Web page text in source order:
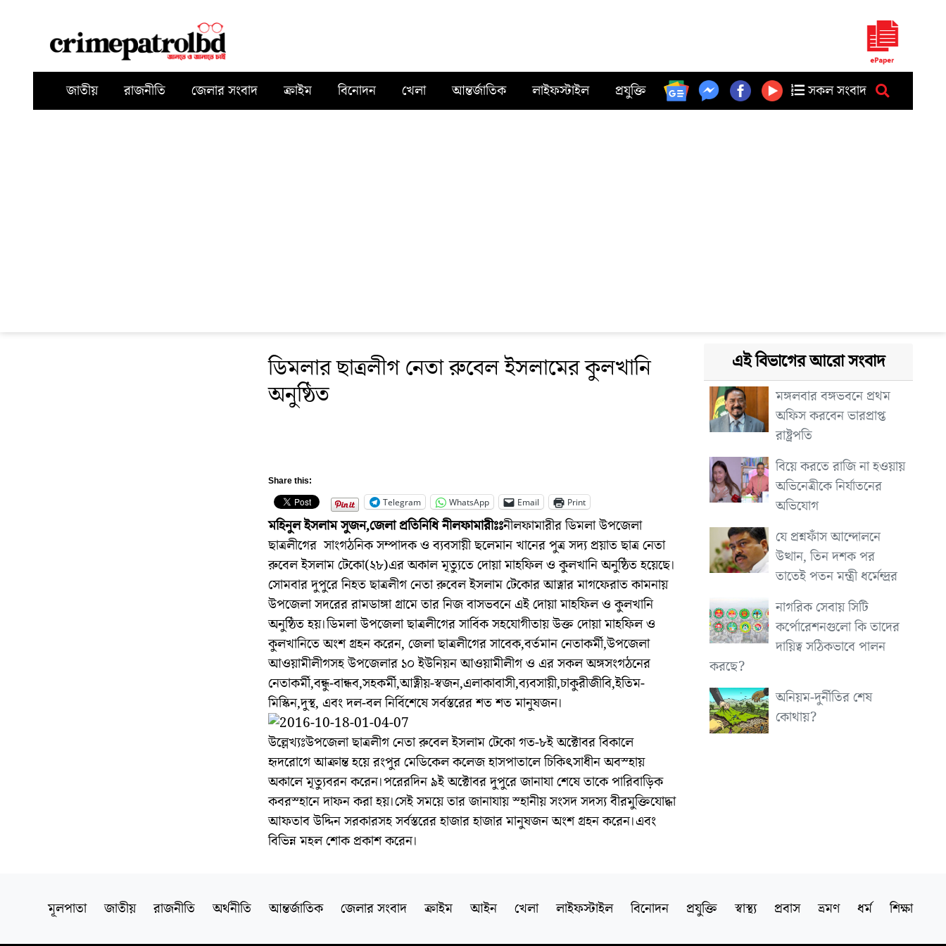
জাতীয় রাজনীতি জেলার সংবাদ ক্রাইম বিনোদন খেলা আন্তর্জাতিক লাইফস্টাইল প্রযুক্তি সকল সংবাদ
ডিমলার ছাত্রলীগ নেতা রুবেল ইসলামের কুলখানি
অনুষ্ঠিত
Share this:
Telegram
WhatsApp Email Print
মহিনুল ইসলাম সুজন,জেলা প্রতিনিধি নীলফামারীঃঃনীলফামারীর ডিমলা উপজেলা
ছাত্রলীগের সাংগঠনিক সম্পাদক ও ব্যবসায়ী ছলেমান খানের পুত্র সদ্য প্রয়াত ছাত্র নেতা
রুবেল ইসলাম টেকো(২৮)এর অকাল মৃত্যুতে দোয়া মাহফিল ও কুলখানি অনুষ্ঠিত হয়েছে।
সোমবার দুপুরে নিহত ছাত্রলীগ নেতা রুবেল ইসলাম টেকোর আত্নার মাগফেরাত কামনায়
উপজেলা সদরের রামডাঙ্গা গ্রামে তার নিজ বাসভবনে এই দোয়া মাহফিল ও কুলখানি
অনুষ্ঠিত হয়।ডিমলা উপজেলা ছাত্রলীগের সার্বিক সহযোগীতায় উক্ত দোয়া মাহফিল ও
কুলখানিতে অংশ গ্রহন করেন, জেলা ছাত্রলীগের সাবেক,বর্তমান নেতাকর্মী,উপজেলা
আওয়ামীলীগসহ উপজেলার ১০ ইউনিয়ন আওয়ামীলীগ ও এর সকল অঙ্গসংগঠনের
নেতাকর্মী,বন্ধু-বান্ধব,সহকর্মী,আত্নীয়-স্বজন,এলাকাবাসী,ব্যবসায়ী,চাকুরীজীবি,ইতিম-
মিস্কিন,দুস্থ, এবং দল-বল নির্বিশেষে সর্বস্তরের শত শত মানুষজন।
উল্লেখ্যঃউপজেলা ছাত্রলীগ নেতা রুবেল ইসলাম টেকো গত-৮ই অক্টোবর বিকালে
হৃদরোগে আক্রান্ত হয়ে রংপুর মেডিকেল কলেজ হাসপাতালে চিকিৎসাধীন অবস্হায়
অকালে মৃত্যুবরন করেন।পরেরদিন ৯ই অক্টোবর দুপুরে জানাযা শেষে তাকে পারিবাড়িক
কবরস্হানে দাফন করা হয়।সেই সময়ে তার জানাযায় স্হানীয় সংসদ সদস্য বীরমুক্তিযোদ্ধা
আফতাব উদ্দিন সরকারসহ সর্বস্তরের হাজার হাজার মানুষজন অংশ গ্রহন করেন।এবং
বিভিন্ন মহল শোক প্রকাশ করেন।
এই বিভাগের আরো সংবাদ
মঙ্গলবার বঙ্গভবনে প্রথম
অফিস করবেন ভারপ্রাপ্ত
রাষ্ট্রপতি
বিয়ে করতে রাজি না হওয়ায়
অভিনেত্রীকে নির্যাতনের
অভিযোগ
যে প্রশ্নফাঁস আন্দোলনে
উত্থান, তিন দশক পর
তাতেই পতন মন্ত্রী ধর্মেন্দ্রর
নাগরিক সেবায় সিটি
কর্পোরেশনগুলো কি তাদের
দায়িত্ব সঠিকভাবে পালন
করছে?
অনিয়ম-দুর্নীতির শেষ
কোথায়?
মূলপাতা জাতীয় রাজনীতি অর্থনীতি আন্তর্জাতিক জেলার সংবাদ ক্রাইম আইন খেলা লাইফস্টাইল বিনোদন প্রযুক্তি স্বাস্থ্য প্রবাস ভ্রমণ ধর্ম শিক্ষা